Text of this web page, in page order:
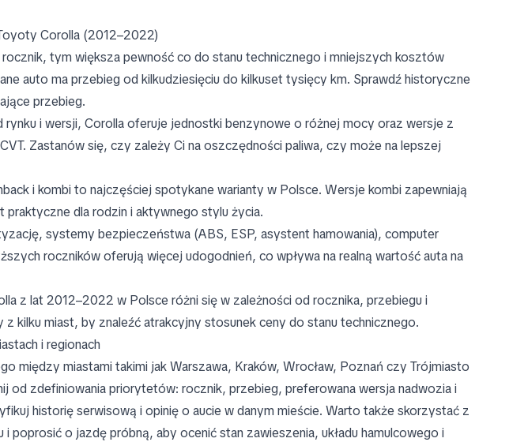
Corolla (2012–2022)
tym większa pewność co do stanu technicznego i mniejszych kosztów
auto ma przebieg od kilkudziesięciu do kilkuset tysięcy km. Sprawdź historyczne
przebieg.
rynku i wersji, Corolla oferuje jednostki benzynowe o różnej mocy oraz wersje z
Zastanów się, czy zależy Ci na oszczędności paliwa, czy może na lepszej
i kombi to najczęściej spotykane warianty w Polsce. Wersje kombi zapewniają
dla rodzin i aktywnego stylu życia.
systemy bezpieczeństwa (ABS, ESP, asystent hamowania), computer
roczników oferują więcej udogodnień, co wpływa na realną wartość auta na
z lat 2012–2022 w Polsce różni się w zależności od rocznika, przebiegu i
kilku miast, by znaleźć atrakcyjny stosunek ceny do stanu technicznego.
i regionach
między miastami takimi jak Warszawa, Kraków, Wrocław, Poznań czy Trójmiasto
od zdefiniowania priorytetów: rocznik, przebieg, preferowana wersja nadwozia i
historię serwisową i opinię o aucie w danym mieście. Warto także skorzystać z
poprosić o jazdę próbną, aby ocenić stan zawieszenia, układu hamulcowego i